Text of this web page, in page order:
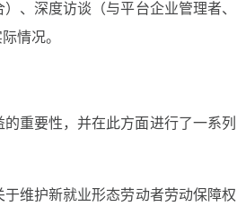
、深度访谈（与平台企业管理者、
情况。
重要性，并在此方面进行了一系列
维护新就业形态劳动者劳动保障权